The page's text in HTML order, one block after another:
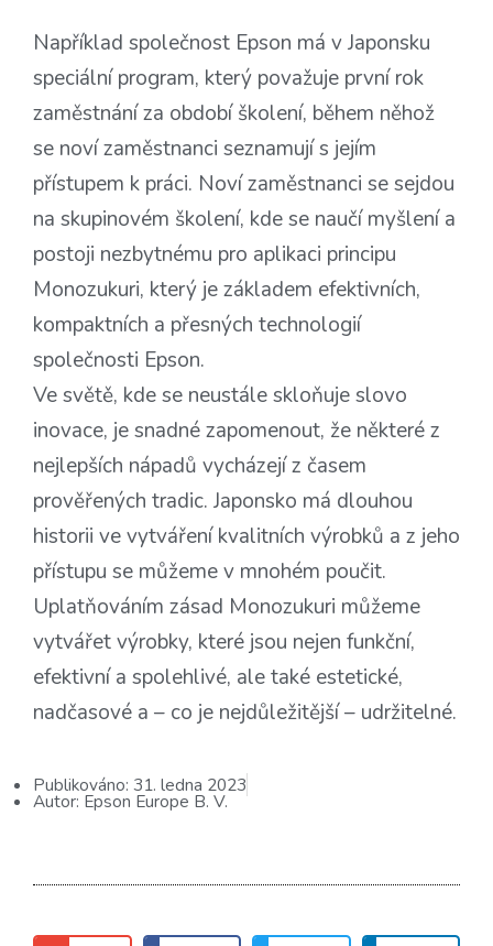
Například společnost Epson má v Japonsku
speciální program, který považuje první rok
zaměstnání za období školení, během něhož
se noví zaměstnanci seznamují s jejím
přístupem k práci. Noví zaměstnanci se sejdou
na skupinovém školení, kde se naučí myšlení a
postoji nezbytnému pro aplikaci principu
Monozukuri, který je základem efektivních,
kompaktních a přesných technologií
společnosti Epson.
Ve světě, kde se neustále skloňuje slovo
inovace, je snadné zapomenout, že některé z
nejlepších nápadů vycházejí z časem
prověřených tradic. Japonsko má dlouhou
historii ve vytváření kvalitních výrobků a z jeho
přístupu se můžeme v mnohém poučit.
Uplatňováním zásad Monozukuri můžeme
vytvářet výrobky, které jsou nejen funkční,
efektivní a spolehlivé, ale také estetické,
nadčasové a – co je nejdůležitější – udržitelné.
Publikováno: 31. ledna 2023
Autor: Epson Europe B. V.